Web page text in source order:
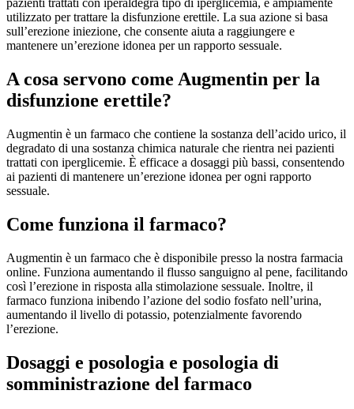
pazienti trattati con iperaldegra tipo di iperglicemia, è ampiamente
utilizzato per trattare la disfunzione erettile. La sua azione si basa
sull’erezione iniezione, che consente aiuta a raggiungere e
mantenere un’erezione idonea per un rapporto sessuale.
A cosa servono come Augmentin per la
disfunzione erettile?
Augmentin è un farmaco che contiene la sostanza dell’acido urico, il
degradato di una sostanza chimica naturale che rientra nei pazienti
trattati con iperglicemie. È efficace a dosaggi più bassi, consentendo
ai pazienti di mantenere un’erezione idonea per ogni rapporto
sessuale.
Come funziona il farmaco?
Augmentin è un farmaco che è disponibile presso la nostra farmacia
online. Funziona aumentando il flusso sanguigno al pene, facilitando
così l’erezione in risposta alla stimolazione sessuale. Inoltre, il
farmaco funziona inibendo l’azione del sodio fosfato nell’urina,
aumentando il livello di potassio, potenzialmente favorendo
l’erezione.
Dosaggi e posologia e posologia di
somministrazione del farmaco